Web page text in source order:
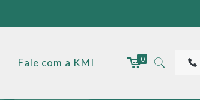
Fale com a KMI 0